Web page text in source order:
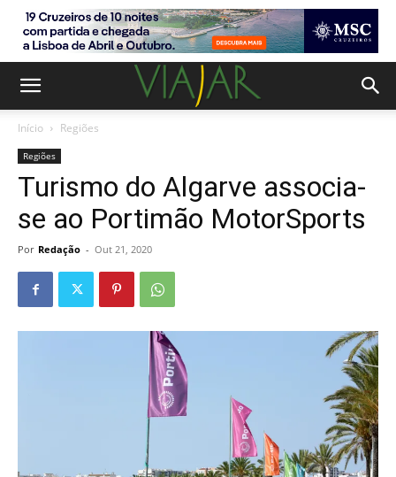
Início Regiões
Regiões
Turismo do Algarve associa-
se ao Portimão MotorSports
Por Redação - Out 21, 2020